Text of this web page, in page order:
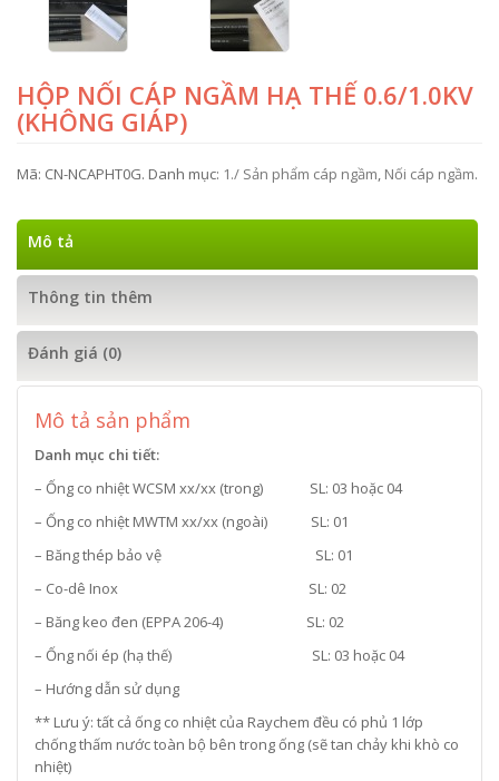
HỘP NỐI CÁP NGẦM HẠ THẾ 0.6/1.0KV
(KHÔNG GIÁP)
Mã: CN-NCAPHT0G. Danh mục: 1./ Sản phẩm cáp ngầm, Nối cáp ngầm.
Mô tả
Thông tin thêm
Đánh giá (0)
Mô tả sản phẩm
Danh mục chi tiết:
– Ống co nhiệt WCSM xx/xx (trong) SL: 03 hoặc 04
– Ống co nhiệt MWTM xx/xx (ngoài) SL: 01
– Băng thép bảo vệ SL: 01
– Co-dê Inox SL: 02
– Băng keo đen (EPPA 206-4) SL: 02
– Ống nối ép (hạ thế) SL: 03 hoặc 04
– Hướng dẫn sử dụng
** Lưu ý: tất cả ống co nhiệt của Raychem đều có phủ 1 lớp
chống thấm nước toàn bộ bên trong ống (sẽ tan chảy khi khò co
nhiệt)